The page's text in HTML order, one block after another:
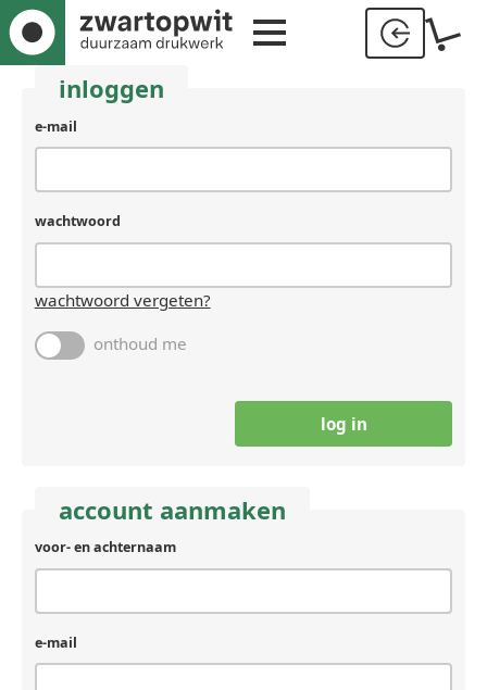
inloggen
e-mail
wachtwoord
wachtwoord vergeten?
onthoud me
account aanmaken
voor- en achternaam
e-mail